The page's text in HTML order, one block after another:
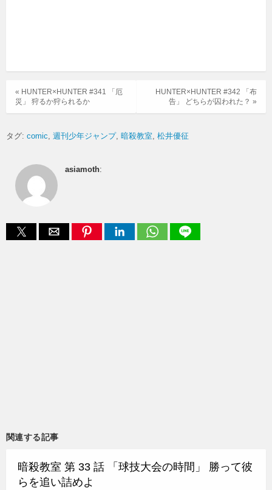
HUNTER×HUNTER #342 「布
告」 どちらが囚われた？ »
« HUNTER×HUNTER #341 「厄
災」 狩るか狩られるか
タグ: comic 週刊少年ジャンプ 暗殺教室 松井優征
asiamoth:
関連する記事
暗殺教室 第 33 話 「球技大会の時間」 勝って彼
らを追い詰めよ